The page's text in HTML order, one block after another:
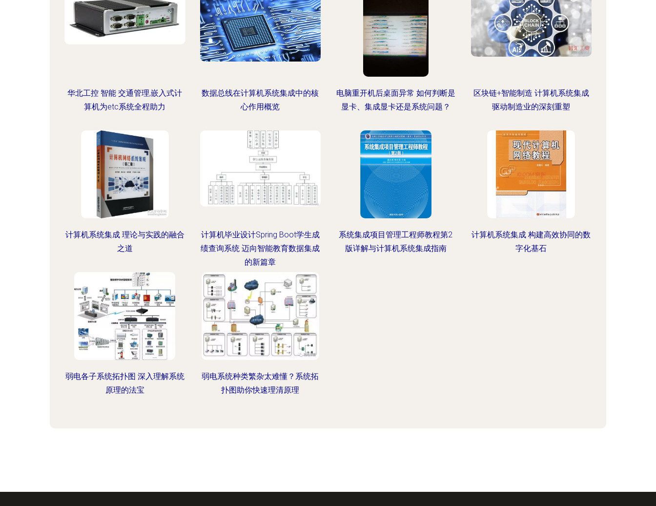
华北工控 智能 交通管理,嵌入式计
算机为etc系统全程助力
数据总线在计算机系统集成中的核
心作用概览
电脑重开机后桌面异常 如何判断是
显卡、集成显卡还是系统问题？
区块链+智能制造 计算机系统集成
驱动制造业的深刻重塑
计算机系统集成 理论与实践的融合
之道
计算机毕业设计Spring Boot学生成
绩查询系统 迈向智能教育数据集成
的新篇章
系统集成项目管理工程师教程第2
版详解与计算机系统集成指南
计算机系统集成 构建高效协同的数
字化基石
弱电各子系统拓扑图 深入理解系统
原理的法宝
弱电系统种类繁杂太难懂？系统拓
扑图助你快速理清原理